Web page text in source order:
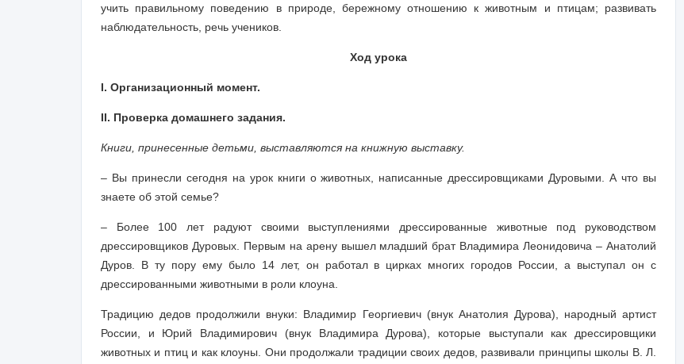
учить правильному поведению в природе, бережному отношению к животным и птицам; развивать
наблюдательность, речь учеников.
Ход урока
I. Организационный момент.
II. Проверка домашнего задания.
Книги, принесенные детьми, выставляются на книжную выставку.
– Вы принесли сегодня на урок книги о животных, написанные дрессировщиками Дуровыми. А что вы
знаете об этой семье?
– Более 100 лет радуют своими выступлениями дрессированные животные под руководством
дрессировщиков Дуровых. Первым на арену вышел младший брат Владимира Леонидовича – Анатолий
Дуров. В ту пору ему было 14 лет, он работал в цирках многих городов России, а выступал он с
дрессированными животными в роли клоуна.
Традицию дедов продолжили внуки: Владимир Георгиевич (внук Анатолия Дурова), народный артист
России, и Юрий Владимирович (внук Владимира Дурова), которые выступали как дрессировщики
животных и птиц и как клоуны. Они продолжали традиции своих дедов, развивали принципы школы В. Л.